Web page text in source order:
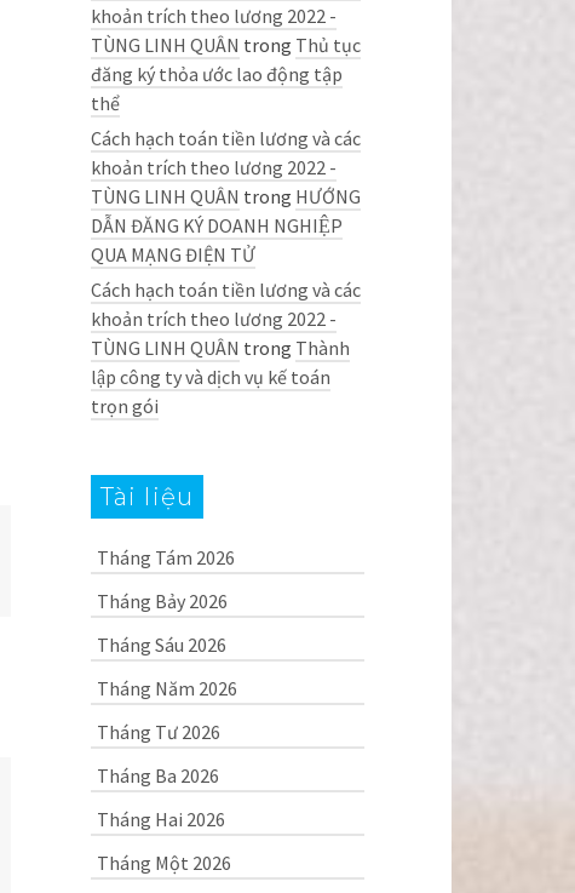
khoản trích theo lương 2022 -
TÙNG LINH QUÂN trong Thủ tục
đăng ký thỏa ước lao động tập
thể
Cách hạch toán tiền lương và các
khoản trích theo lương 2022 -
TÙNG LINH QUÂN trong HƯỚNG
DẪN ĐĂNG KÝ DOANH NGHIỆP
QUA MẠNG ĐIỆN TỬ
Cách hạch toán tiền lương và các
khoản trích theo lương 2022 -
TÙNG LINH QUÂN trong Thành
lập công ty và dịch vụ kế toán
trọn gói
Tài liệu
Tháng Tám 2026
Tháng Bảy 2026
Tháng Sáu 2026
Tháng Năm 2026
Tháng Tư 2026
Tháng Ba 2026
Tháng Hai 2026
Tháng Một 2026